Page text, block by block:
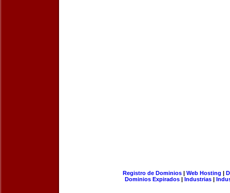
Registro de Dominios| Web Hosting |
Dominios Expirados | Industrias |